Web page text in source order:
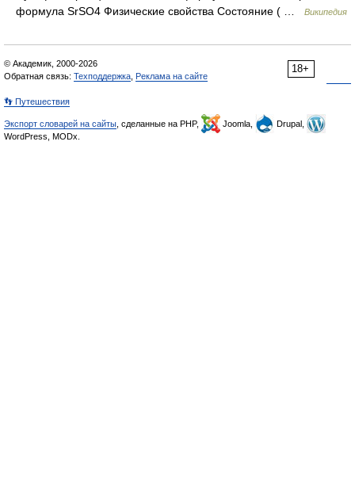
формула SrSO4 Физические свойства Состояние ( …
Википедия
18+
© Академик, 2000-2026
Обратная связь: Техподдержка Реклама на сайте
👣 Путешествия
Экспорт словарей на сайты , сделанные на PHP, Joomla,
Drupal,
WordPress, MODx.